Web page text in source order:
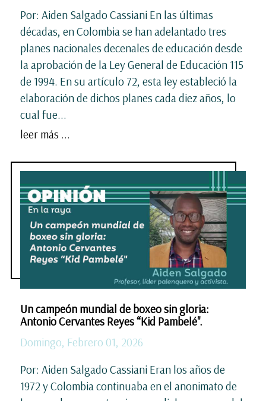
Por: Aiden Salgado Cassiani En las últimas
décadas, en Colombia se han adelantado tres
planes nacionales decenales de educación desde
la aprobación de la Ley General de Educación 115
de 1994. En su artículo 72, esta ley estableció la
elaboración de dichos planes cada diez años, lo
cual fue...
leer más ...
Un campeón mundial de boxeo sin gloria:
Antonio Cervantes Reyes “Kid Pambelé".
Domingo, Febrero 01, 2026
Por: Aiden Salgado Cassiani Eran los años de
1972 y Colombia continuaba en el anonimato de